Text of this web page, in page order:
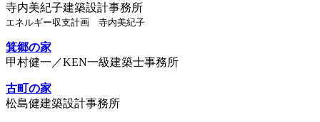
寺内美紀子建築設計事務所
エネルギー収支計画 寺内美紀子
箕郷の家
甲村健一／KEN一級建築士事務所
古町の家
松島健建築設計事務所